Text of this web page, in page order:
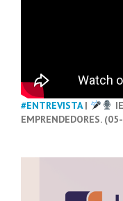
#ENTREVISTA|
EMPRENDEDORES.